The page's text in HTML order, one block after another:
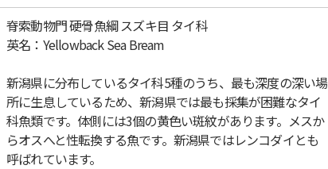
脊索動物門 硬骨魚綱 スズキ目 タイ科
英名：Yellowback Sea Bream
新潟県に分布しているタイ科5種のうち、最も深度の深い場
所に生息しているため、新潟県では最も採集が困難なタイ
科魚類です。体側には3個の黄色い斑紋があります。メスか
らオスへと性転換する魚です。新潟県ではレンコダイとも
呼ばれています。